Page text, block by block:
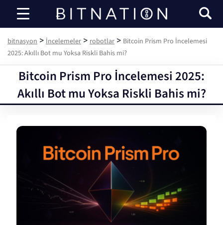
bitnasyon
bitnasyon > İncelemeler > robotlar > Bitcoin Prism Pro İncelemesi
2025: Akıllı Bot mu Yoksa Riskli Bahis mi?
Bitcoin Prism Pro İncelemesi 2025:
Akıllı Bot mu Yoksa Riskli Bahis mi?